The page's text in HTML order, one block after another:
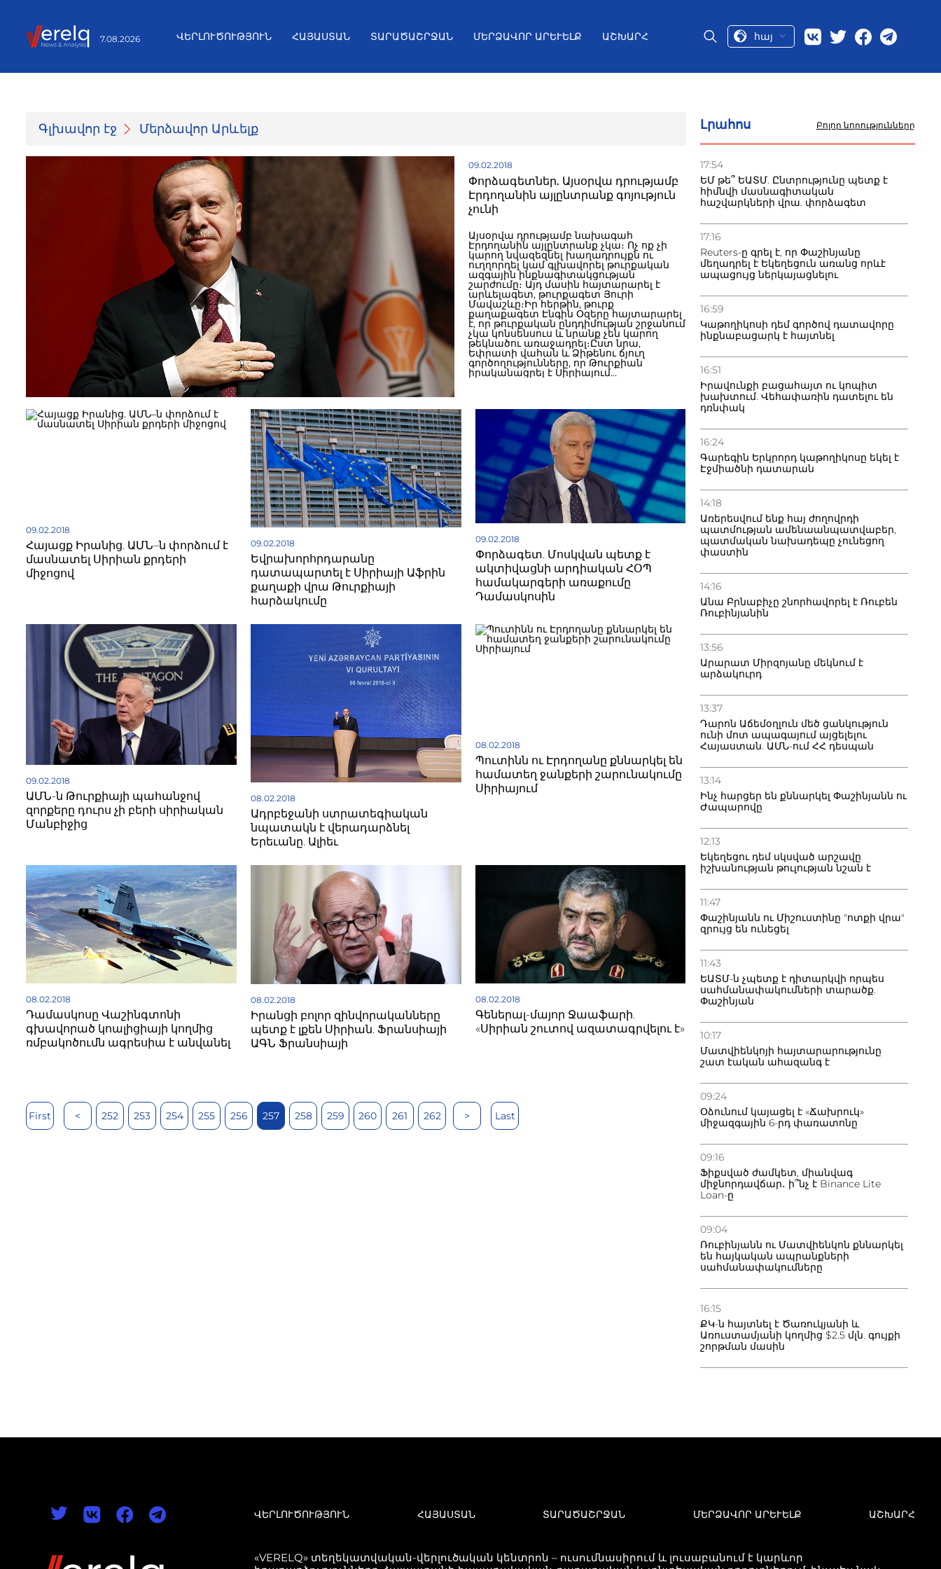
7.08.2026 ՎԵՐԼՈՒԾՈՒԹՅՈՒՆ ՀԱՅԱՍՏԱՆ ՏԱՐԱԾԱՇՐՋԱՆ ՄԵՐՁԱՎՈՐ ԱՐԵՒԵԼՔ ԱՇԽԱՐՀ հայ
Գլխավոր էջ Մերձավոր Արևելք
09.02.2018
Փորձագետներ. Այսօրվա դրությամբ
Էրդողանին այլընտրանք գոյություն
չունի
Այսօրվա դրությամբ նախագահ
Էրդողանին այլընտրանք չկա։ Ոչ ոք չի
կարող նվազեզնել խաղադրույքն ու
ուղղորդել կամ գլխավորել թուրքական
ազգային ինքնագիտակցության
շարժումը։ Այդ մասին հայտարարել է
արևելագետ, թուրքագետ Յուրի
Մավաշևը։Իր հերթին, թուրք
քաղաքագետ Էնգին Օզերը հայտարարել
է, որ թուրքական ընդդիմության շրջանում
չկա կոնսենսուս և նրանք չեն կարող
թեկնածու առաջադրել։Ըստ նրա,
Եփրատի վահան և Ձիթենու ճյուղ
գործողությունները, որ Թուրքիան
իրականացրել է Սիրիայում
Պուտինն է, իսկ Թուրքիայում` Էրդողանը։
Նա հավելել է, որ չի կասկածում, որ
Թուրքիայի նախագահական
ընտրություններում նախագահ է
ընտրվելու Էրդողանը։
09.02.2018
Հայացք Իրանից. ԱՄՆ–ն փորձում է
մասնատել Սիրիան քրդերի
միջոցով
09.02.2018
Եվրախորհրդարանը
դատապարտել է Սիրիայի Աֆրին
քաղաքի վրա Թուրքիայի
հարձակումը
09.02.2018
Փորձագետ. Մոսկվան պետք է
ակտիվացնի արդիական ՀՕՊ
համակարգերի առաքումը
Դամասկոսին
09.02.2018
ԱՄՆ-ն Թուրքիայի պահանջով
զորքերը դուրս չի բերի սիրիական
Մանբիջից
08.02.2018
Ադրբեջանի ստրատեգիական
նպատակն է վերադարձնել
Երեւանը. Ալիեւ
08.02.2018
Պուտինն ու Էրդողանը քննարկել են
համատեղ ջանքերի շարունակումը
Սիրիայում
08.02.2018
Դամասկոսը Վաշինգտոնի
գխավորած կոալիցիայի կողմից
ռմբակոծումն ագրեսիա է անվանել
08.02.2018
Իրանցի բոլոր զինվորականները
պետք է լքեն Սիրիան. Ֆրանսիայի
ԱԳՆ Ֆրանսիայի
08.02.2018
Գեներալ-մայոր Ջաաֆարի.
«Սիրիան շուտով ազատագրվելու է»
First < 252 253 254 255 256 257 258 259 260 261 262 > Last
Լրահոս Բոլոր նորությունները
17:54
ԵՄ թե՞ ԵԱՏՄ. Ընտրությունը պետք է
հիմնվի մասնագիտական
հաշվարկների վրա. փորձագետ
17:16
Reuters-ը գրել է, որ Փաշինյանը
մեղադրել է Եկեղեցուն առանց որևէ
ապացույց ներկայացնելու
16:59
Կաթողիկոսի դեմ գործով դատավորը
ինքնաբացարկ է հայտնել
16:51
Իրավունքի բացահայտ ու կոպիտ
խախտում. Վեհափառին դատելու են
դռնփակ
16:24
Գարեգին Երկրորդ կաթողիկոսը եկել է
Էջմիածնի դատարան
14:18
Առերեսվում ենք հայ ժողովրդի
պատմության ամենաանպատվաբեր,
պատմական նախադեպը չունեցող
փաստին
14:16
Անա Բրնաբիչը շնորհավորել է Ռուբեն
Ռուբինյանին
13:56
Արարատ Միրզոյանը մեկնում է
արձակուրդ
13:37
Դարոն Աճեմօղլուն մեծ ցանկություն
ունի մոտ ապագայում այցելելու
Հայաստան. ԱՄՆ-ում ՀՀ դեսպան
13:14
Ինչ հարցեր են քննարկել Փաշինյանն ու
Ժապարովը
12:13
Եկեղեցու դեմ սկսված արշավը
իշխանության թուլության նշան է
11:47
Փաշինյանն ու Միշուստինը "ոտքի վրա"
զրույց են ունեցել
11:43
ԵԱՏՄ-ն չպետք է դիտարկվի որպես
սահմանափակումների տարածք.
Փաշինյան
10:17
Մատվիենկոյի հայտարարությունը
շատ էական ահազանգ է
09:24
Օձունում կայացել է «Ճախրուկ»
միջազգային 6-րդ փառատոնը
09:16
Ֆիքսված ժամկետ, միանվագ
միջնորդավճար․ ի՞նչ է Binance Lite
Loan-ը
09:04
Ռուբինյանն ու Մատվիենկոն քննարկել
են հայկական ապրանքների
սահմանափակումները
16:15
ՔԿ-ն հայտնել է Ծառուկյանի և
Առուստամյանի կողմից $2.5 մլն. գույքի
շորթման մասին
ՎԵՐԼՈՒԾՈՒԹՅՈՒՆ ՀԱՅԱՍՏԱՆ ՏԱՐԱԾԱՇՐՋԱՆ ՄԵՐՁԱՎՈՐ ԱՐԵՒԵԼՔ ԱՇԽԱՐՀ
«VERELQ» տեղեկատվական-վերլուծական կենտրոն – ուսումնասիրում և լուսաբանում է կարևոր